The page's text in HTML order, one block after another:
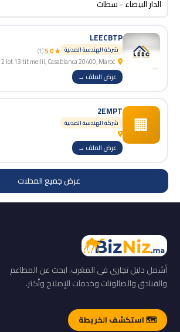
LEECBTP
شركة الهندسة المدنية ★ 5.0
(1)
عرض الملف →
🏢
2EMPT
شركة الهندسة المدنية
عرض الملف →
عرض جميع المحلات
BizNiz.ma
أشمل دليل تجاري في المغرب. ابحث عن المطاعم
والفنادق والصالونات وخدمات الإصلاح وأكثر.
🗺️ استكشف الخريطة